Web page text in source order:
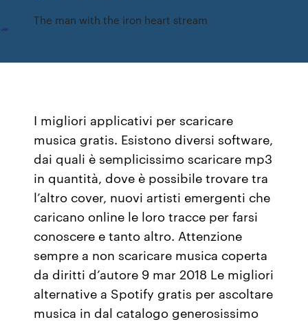
The man with the iron heart stream
I migliori applicativi per scaricare
musica gratis. Esistono diversi software,
dai quali è semplicissimo scaricare mp3
in quantità, dove è possibile trovare tra
l’altro cover, nuovi artisti emergenti che
caricano online le loro tracce per farsi
conoscere e tanto altro. Attenzione
sempre a non scaricare musica coperta
da diritti d’autore 9 mar 2018 Le migliori
alternative a Spotify gratis per ascoltare
musica in dal catalogo generosissimo